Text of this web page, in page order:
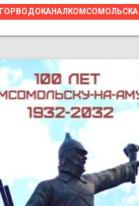
ГОРВОДОКАНАЛКОМСОМОЛЬСКА